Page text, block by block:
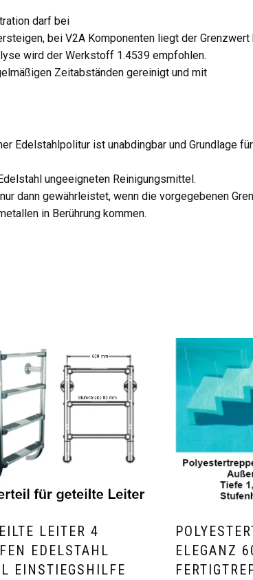
darf bei
bei V2A Komponenten liegt der
wird der Werkstoff 1.4539 empfohlen.
Zeitabständen gereinigt und mit
Edelstahlpolitur ist unabdingbar und Grundlage
ungeeigneten Reinigungsmittel.
dann gewährleistet, wenn die vorgegebenen
in Berührung kommen.
LEITER 4
EDELSTAHL
EINSTIEGSHILFE
ELEGANZ